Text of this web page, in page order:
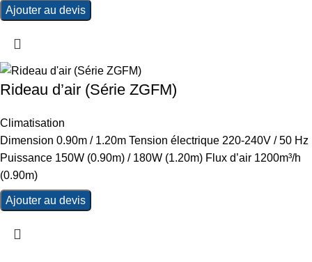
Ajouter au devis
Rideau d’air (Série ZGFM)
Climatisation
Dimension 0.90m / 1.20m Tension électrique 220-240V / 50 Hz
Puissance 150W (0.90m) / 180W (1.20m) Flux d’air 1200m³/h
(0.90m)
Ajouter au devis